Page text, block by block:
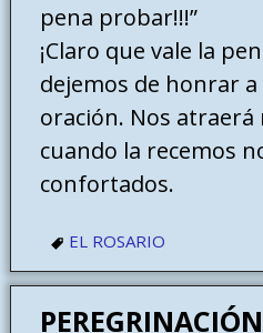
pena probar!!!”
¡Claro que vale la
dejemos de honrar
oración. Nos atraerá
cuando la recemos
confortados.
EL ROSARIO